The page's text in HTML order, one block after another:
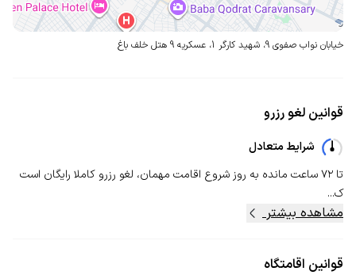
خیابان نواب صفوی 9، شهید کارگر 1، عسکریه 9 هتل خلف باغ
قوانین لغو رزرو
شرایط متعادل
تا ۷۲ ساعت مانده به روز شروع اقامت مهمان، لغو رزرو کاملا رایگان است
ک...
مشاهده بیشتر
قوانین اقامتگاه